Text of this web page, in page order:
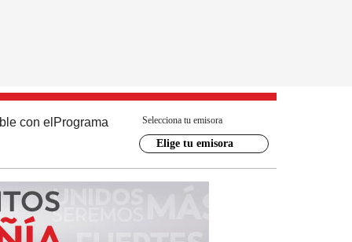
con el Programa Selecciona tu emisora
Elige tu emisora